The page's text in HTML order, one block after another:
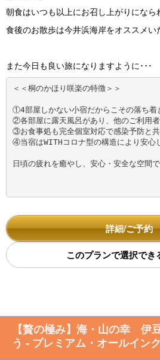
朝食はいつも以上にお召し上がりになら
食後のお散歩は今井浜海岸をオススメい
また今日も良い旅になりますように･･･
＜＜桐のかほり咲楽の特徴＞＞
①4部屋しかない小宿だからこその落ち着
②各部屋に露天風呂があり、他のご利用者
③お食事処も完全個室対応で感染予防と
④当宿はWITHコロナ型の構造により安心
日頃の疲れを癒やし、安心・安全な空間
詳細/ご予約
このプランで選択でき
【贅の極み】海・山の幸 伊
う - プレミアム・オールイン